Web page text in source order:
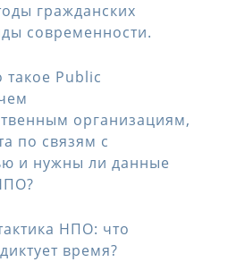
гражданских
современности.
Public
организациям,
по связям с
и нужны ли данные
НПО: что
время?